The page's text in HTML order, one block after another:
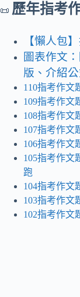
📜 歷年指考
【懶人包
圖表作文
版、介紹
110指考作文
109指考作文
108指考作文
107指考作文
106指考作文
105指考作文
跑
104指考作文
103指考作文
102指考作文